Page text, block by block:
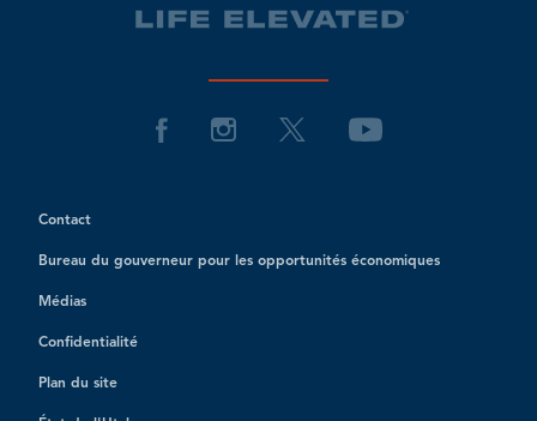
Contact
Bureau du gouverneur pour les opportunités économiques
Médias
Confidentialité
Plan du site